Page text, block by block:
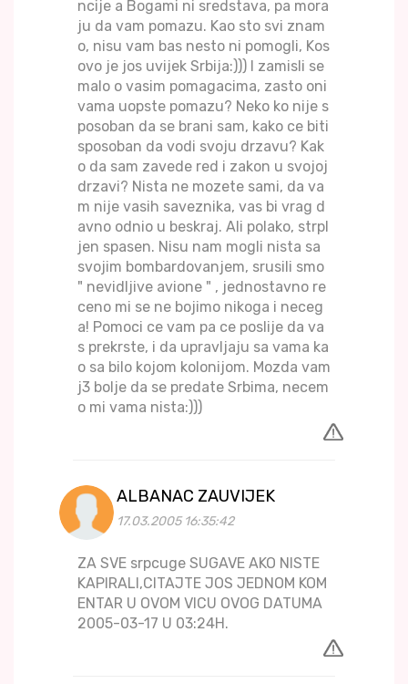
ncije a Bogami ni sredstava, pa mora
ju da vam pomazu. Kao sto svi znam
o, nisu vam bas nesto ni pomogli, Kos
ovo je jos uvijek Srbija:))) I zamisli se
malo o vasim pomagacima, zasto oni
vama uopste pomazu? Neko ko nije s
posoban da se brani sam, kako ce biti
sposoban da vodi svoju drzavu? Kak
o da sam zavede red i zakon u svojoj
drzavi? Nista ne mozete sami, da va
m nije vasih saveznika, vas bi vrag d
avno odnio u beskraj. Ali polako, strpl
jen spasen. Nisu nam mogli nista sa
svojim bombardovanjem, srusili smo
" nevidljive avione " , jednostavno re
ceno mi se ne bojimo nikoga i neceg
a! Pomoci ce vam pa ce poslije da va
s prekrste, i da upravljaju sa vama ka
o sa bilo kojom kolonijom. Mozda vam
j3 bolje da se predate Srbima, necem
o mi vama nista:)))
ALBANAC ZAUVIJEK
17.03.2005 16:35:42
ZA SVE srpcuge SUGAVE AKO NISTE
KAPIRALI,CITAJTE JOS JEDNOM KOM
ENTAR U OVOM VICU OVOG DATUMA
2005-03-17 U 03:24H.